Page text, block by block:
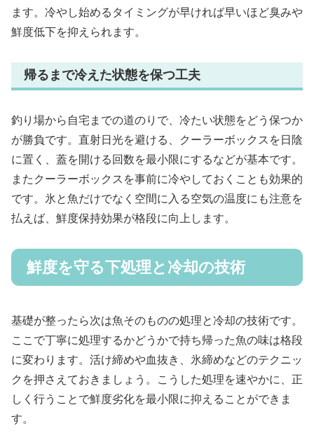
ます。冷やし始めるタイミングが早ければ早いほど臭みや
鮮度低下を抑えられます。
帰るまで冷えた状態を保つ工夫
釣り場から自宅までの道のりで、冷たい状態をどう保つか
が勝負です。直射日光を避ける、クーラーボックスを日陰
に置く、蓋を開ける回数を最小限にするなどが基本です。
またクーラーボックスを事前に冷やしておくことも効果的
です。氷と魚だけでなく空間に入る空気の温度にも注意を
払えば、鮮度保持効果が格段に向上します。
鮮度を守る下処理と冷却の技術
基礎が整ったら次は魚そのものの処理と冷却の技術です。
ここで丁寧に処理するかどうかで持ち帰った魚の味は格段
に変わります。活け締めや血抜き、氷締めなどのテクニッ
クを押さえておきましょう。こうした処理を速やかに、正
しく行うことで鮮度劣化を最小限に抑えることができま
す。